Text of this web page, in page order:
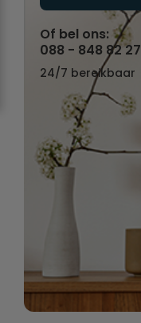
Of bel ons:
088 - 848 82 27
24/7 bereikbaar